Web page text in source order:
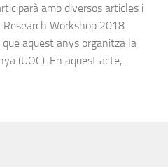
amb diversos articles i
Workshop 2018
aquest anys organitza la
(UOC). En aquest acte,...